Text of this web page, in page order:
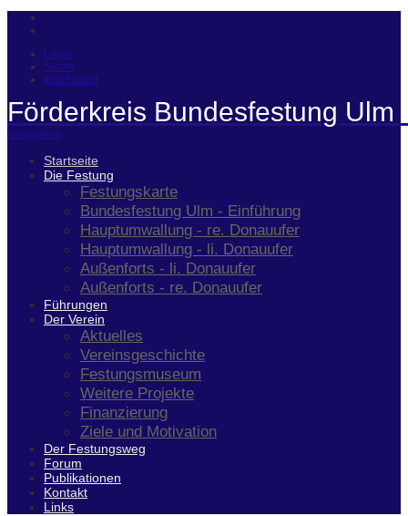
Login
Suche
Impressum
Förderkreis Bundesfestung Ulm
Navigation
Startseite
Die Festung
Festungskarte
Bundesfestung Ulm - Einführung
Hauptumwallung - re. Donauufer
Hauptumwallung - li. Donauufer
Außenforts - li. Donauufer
Außenforts - re. Donauufer
Führungen
Der Verein
Aktuelles
Vereinsgeschichte
Festungsmuseum
Weitere Projekte
Finanzierung
Ziele und Motivation
Der Festungsweg
Forum
Publikationen
Kontakt
Links